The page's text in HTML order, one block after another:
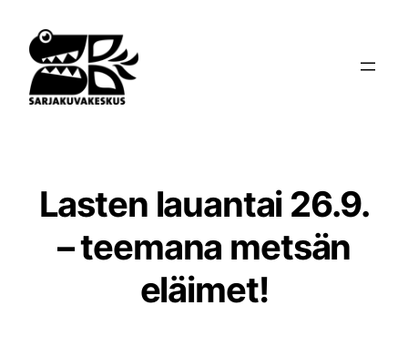
sisältöön
Lasten lauantai 26.9.
– teemana metsän
eläimet!